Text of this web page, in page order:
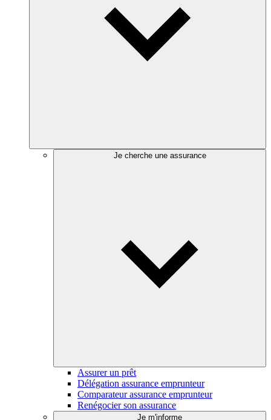
Je cherche une assurance
Assurer un prêt
Délégation assurance emprunteur
Comparateur assurance emprunteur
Renégocier son assurance
Je m'informe